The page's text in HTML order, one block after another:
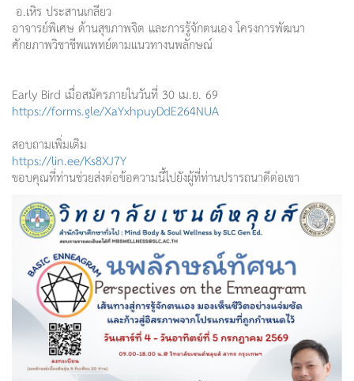
อ.เหิร ประสานเกลียว
อาจารย์พิเศษ ด้านสุขภาพจิต และการรู้จักตนเอง โครงการพัฒนา
ศักยภาพวิชาชีพแพทย์ตามแนวทางนพลักษณ์
Early Bird เมื่อสมัครภายในวันที่ 30 เม.ย. 69
https://forms.gle/XaYxhpuyDdE264NUA
สอบถามเพิ่มเติม
https://lin.ee/Ks8XJ7Y
ขอบคุณที่ท่านช่วยส่งต่อข้อความนี้ไปยังผู้ที่ท่านปรารถนาดีต่อเขา